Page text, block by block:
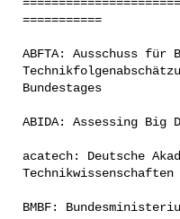
===========
ABFTA: Ausschuss für
Bundestages
ABIDA: Assessing Big
acatech: Deutsche
Technikwissenschaften
BMBF: